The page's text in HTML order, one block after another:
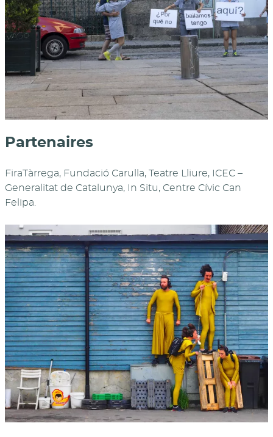
Partenaires
FiraTàrrega, Fundació Carulla, Teatre Lliure, ICEC –
Generalitat de Catalunya, In Situ, Centre Cívic Can
Felipa.